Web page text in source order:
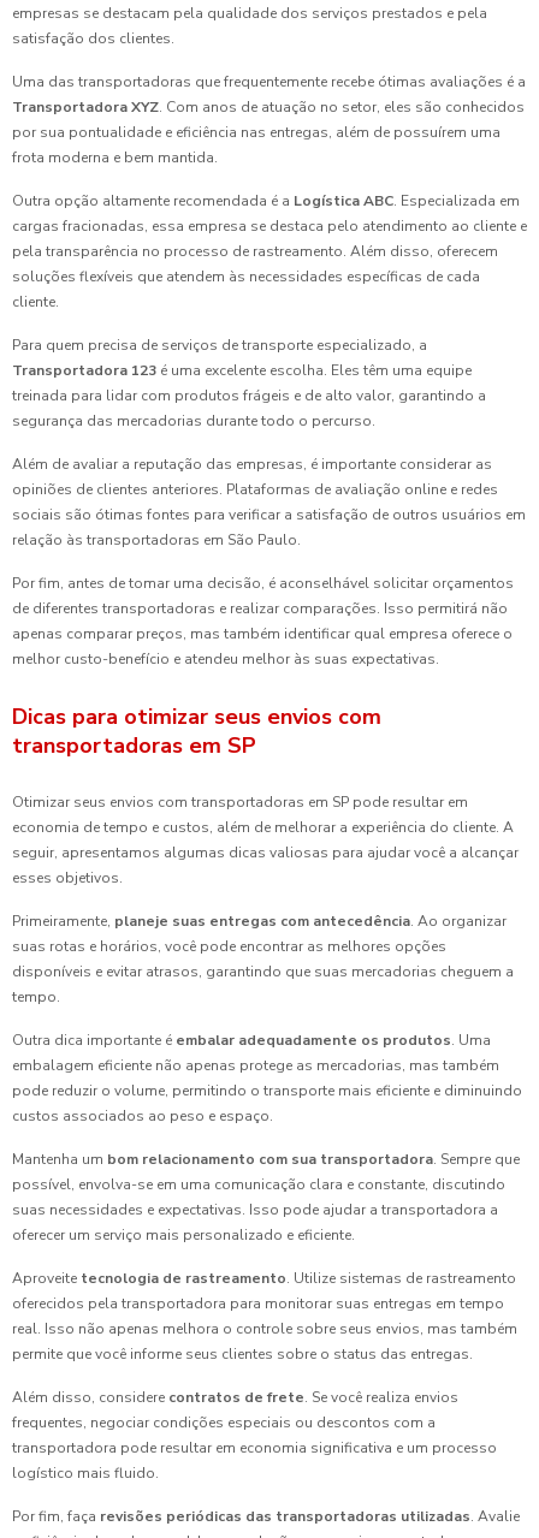
empresas se destacam pela qualidade dos serviços prestados e pela
satisfação dos clientes.
Uma das transportadoras que frequentemente recebe ótimas avaliações é a
Transportadora XYZ. Com anos de atuação no setor, eles são conhecidos
por sua pontualidade e eficiência nas entregas, além de possuírem uma
frota moderna e bem mantida.
Outra opção altamente recomendada é a Logística ABC. Especializada em
cargas fracionadas, essa empresa se destaca pelo atendimento ao cliente e
pela transparência no processo de rastreamento. Além disso, oferecem
soluções flexíveis que atendem às necessidades específicas de cada
cliente.
Para quem precisa de serviços de transporte especializado, a
Transportadora 123 é uma excelente escolha. Eles têm uma equipe
treinada para lidar com produtos frágeis e de alto valor, garantindo a
segurança das mercadorias durante todo o percurso.
Além de avaliar a reputação das empresas, é importante considerar as
opiniões de clientes anteriores. Plataformas de avaliação online e redes
sociais são ótimas fontes para verificar a satisfação de outros usuários em
relação às transportadoras em São Paulo.
Por fim, antes de tomar uma decisão, é aconselhável solicitar orçamentos
de diferentes transportadoras e realizar comparações. Isso permitirá não
apenas comparar preços, mas também identificar qual empresa oferece o
melhor custo-benefício e atendeu melhor às suas expectativas.
Dicas para otimizar seus envios com
transportadoras em SP
Otimizar seus envios com transportadoras em SP pode resultar em
economia de tempo e custos, além de melhorar a experiência do cliente. A
seguir, apresentamos algumas dicas valiosas para ajudar você a alcançar
esses objetivos.
Primeiramente, planeje suas entregas com antecedência. Ao organizar
suas rotas e horários, você pode encontrar as melhores opções
disponíveis e evitar atrasos, garantindo que suas mercadorias cheguem a
tempo.
Outra dica importante é embalar adequadamente os produtos. Uma
embalagem eficiente não apenas protege as mercadorias, mas também
pode reduzir o volume, permitindo o transporte mais eficiente e diminuindo
custos associados ao peso e espaço.
Mantenha um bom relacionamento com sua transportadora. Sempre que
possível, envolva-se em uma comunicação clara e constante, discutindo
suas necessidades e expectativas. Isso pode ajudar a transportadora a
oferecer um serviço mais personalizado e eficiente.
Aproveite tecnologia de rastreamento. Utilize sistemas de rastreamento
oferecidos pela transportadora para monitorar suas entregas em tempo
real. Isso não apenas melhora o controle sobre seus envios, mas também
permite que você informe seus clientes sobre o status das entregas.
Além disso, considere contratos de frete. Se você realiza envios
frequentes, negociar condições especiais ou descontos com a
transportadora pode resultar em economia significativa e um processo
logístico mais fluido.
Por fim, faça revisões periódicas das transportadoras utilizadas. Avalie